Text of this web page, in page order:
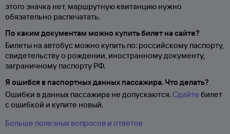
этого значка нет, маршрутную квитанцию нужно
обязательно распечатать.
По каким документам можно купить билет на сайте?
Билеты на автобус можно купить по: российскому паспорту,
свидетельству о рождении, иностранному документу,
заграничному паспорту РФ.
Я ошибся в паспортных данных пассажира. Что делать?
Ошибки в данных пассажира не допускаются. Сдайте билет
с ошибкой и купите новый.
Больше полезных вопросов и ответов